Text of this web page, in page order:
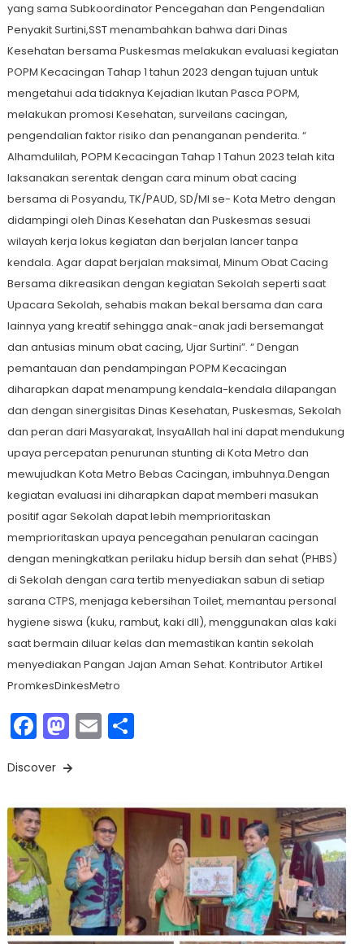
yang sama Subkoordinator Pencegahan dan Pengendalian
Penyakit Surtini,SST menambahkan bahwa dari Dinas
Kesehatan bersama Puskesmas melakukan evaluasi kegiatan
POPM Kecacingan Tahap 1 tahun 2023 dengan tujuan untuk
mengetahui ada tidaknya Kejadian Ikutan Pasca POPM,
melakukan promosi Kesehatan, surveilans cacingan,
pengendalian faktor risiko dan penanganan penderita. “
Alhamdulilah, POPM Kecacingan Tahap 1 Tahun 2023 telah kita
laksanakan serentak dengan cara minum obat cacing
bersama di Posyandu, TK/PAUD, SD/MI se- Kota Metro dengan
didampingi oleh Dinas Kesehatan dan Puskesmas sesuai
wilayah kerja lokus kegiatan dan berjalan lancer tanpa
kendala. Agar dapat berjalan maksimal, Minum Obat Cacing
Bersama dikreasikan dengan kegiatan Sekolah seperti saat
Upacara Sekolah, sehabis makan bekal bersama dan cara
lainnya yang kreatif sehingga anak-anak jadi bersemangat
dan antusias minum obat cacing, Ujar Surtini”. “ Dengan
pemantauan dan pendampingan POPM Kecacingan
diharapkan dapat menampung kendala-kendala dilapangan
dan dengan sinergisitas Dinas Kesehatan, Puskesmas, Sekolah
dan peran dari Masyarakat, InsyaAllah hal ini dapat mendukung
upaya percepatan penurunan stunting di Kota Metro dan
mewujudkan Kota Metro Bebas Cacingan, imbuhnya.Dengan
kegiatan evaluasi ini diharapkan dapat memberi masukan
positif agar Sekolah dapat lebih memprioritaskan
memprioritaskan upaya pencegahan penularan cacingan
dengan meningkatkan perilaku hidup bersih dan sehat (PHBS)
di Sekolah dengan cara tertib menyediakan sabun di setiap
sarana CTPS, menjaga kebersihan Toilet, memantau personal
hygiene siswa (kuku, rambut, kaki dll), menggunakan alas kaki
saat bermain diluar kelas dan memastikan kantin sekolah
menyediakan Pangan Jajan Aman Sehat. Kontributor Artikel
PromkesDinkesMetro
Facebook
Mastodon
EmailShare
Discover